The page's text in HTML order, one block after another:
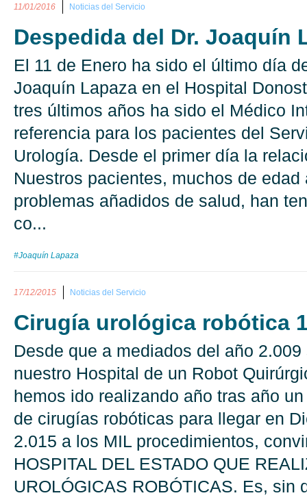
11/01/2016 Noticias del Servicio
Despedida del Dr. Joaquín
El 11 de Enero ha sido el último día
Joaquín Lapaza en el Hospital
tres últimos años ha sido el Médico
referencia para los pacientes del
Urología. Desde el primer día la
Nuestros pacientes, muchos de
problemas añadidos de salud, han
co...
#Joaquín Lapaza
17/12/2015 Noticias del Servicio
Cirugía urológica robótica
Desde que a mediados del año 2.009
nuestro Hospital de un Robot
hemos ido realizando año tras año
de cirugías robóticas para llegar en
2.015 a los MIL procedimientos,
HOSPITAL DEL ESTADO QUE
UROLÓGICAS ROBÓTICAS. Es, sin